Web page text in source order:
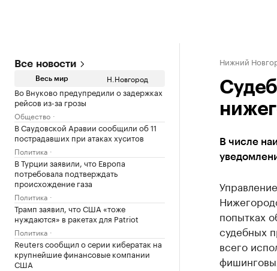
Все новости
Весь мир Н.Новгород
Во Внуково предупредили о задержках
рейсов из-за грозы
Общество
В Саудовской Аравии сообщили об 11
пострадавших при атаках хуситов
Политика
В Турции заявили, что Европа
потребовала подтверждать
происхождение газа
Политика
Трамп заявил, что США «тоже
нуждаются» в ракетах для Patriot
Политика
Reuters сообщил о серии кибератак на
крупнейшие финансовые компании
США
Нижний
В числе
попытках
судебных
всего